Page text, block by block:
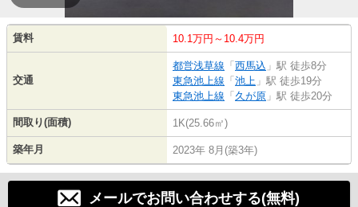
賃料 10.1万円～10.4万円
交通
都営浅草線 「 西馬込 」駅 徒歩8分
東急池上線 「 池上 」駅 徒歩19分
東急池上線 「 久が原 」駅 徒歩20分
間取り(面積) 1K(25.66㎡)
築年月 2023年 8月(築3年)
メールでお問い合わせする(無料)